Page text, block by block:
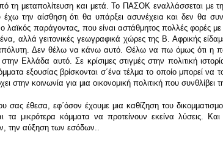
τη μεταπολίτευση και μετά. Το ΠΑΣΟΚ εναλλάσσεται
την αίσθηση ότι θα υπάρξει ασυνέχεια και δεν θα
παράγοντας, που είναι αστάθμητος πολλές φορές με
αλλά γειτονικές γεωγραφικά χώρες της Β. Αφρικής
Δεν θέλω να κάνω αυτό. Θέλω να πω όμως ότι η
Ελλάδα αυτό. Σε κρίσιμες στιγμές στην πολιτική
εξουσίας βρίσκονται σ΄ένα τέλμα το οποίο μπορεί να
στην κοινωνία για μια οικονομική πολιτική που συνθλίβει
έθεσα, εφ΄όσον έχουμε μια καθίζηση του
μικρότερα κόμματα να προτείνουν εκείνα λύσεις.
την αύξηση των εσόδων..